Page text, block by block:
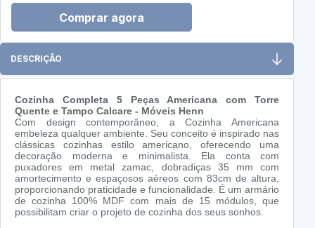
Comprar agora
DESCRIÇÃO
Cozinha Completa 5 Peças Americana com Torre
Quente e Tampo Calcare - Móveis Henn
Com design contemporâneo, a Cozinha Americana
embeleza qualquer ambiente. Seu conceito é inspirado nas
clássicas cozinhas estilo americano, oferecendo uma
decoração moderna e minimalista. Ela conta com
puxadores em metal zamac, dobradiças 35 mm com
amortecimento e espaçosos aéreos com 83cm de altura,
proporcionando praticidade e funcionalidade. É um armário
de cozinha 100% MDF com mais de 15 módulos, que
possibilitam criar o projeto de cozinha dos seus sonhos.